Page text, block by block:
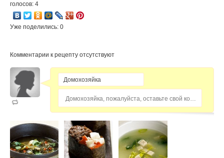
голосов: 4
Уже поделились: 0
Комментарии к рецепту отсутствуют
Домохозяйка, пожалуйста, оставьте свой комментарий...